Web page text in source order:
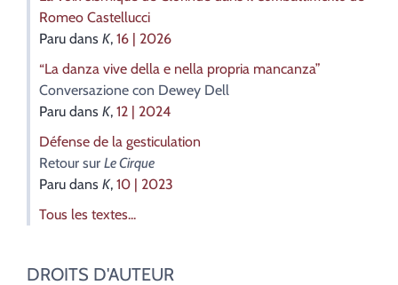
Romeo Castellucci
Paru dans K, 16 | 2026
“La danza vive della e nella propria mancanza”
Conversazione con Dewey Dell
Paru dans K, 12 | 2024
Défense de la gesticulation
Retour sur Le Cirque
Paru dans K, 10 | 2023
Tous les textes...
DROITS D'AUTEUR